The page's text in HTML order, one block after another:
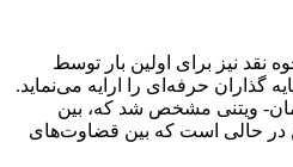
نیز برای اولین بار توسط
گذاران حرفه‌ای را ارایه می‌نماید.
مان- ویتنی مشخص شد که، بین
در حالی است که بین قضاوت‌های